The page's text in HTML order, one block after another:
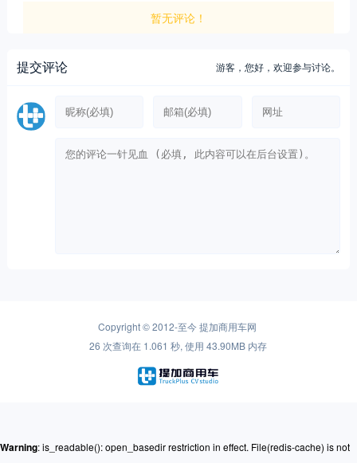
暂无评论！
提交评论 游客，您好，欢迎参与讨论。
Copyright © 2012-至今提加商用车网
26 次查询在 1.061 秒, 使用 43.90MB 内存
Warning: is_readable(): open_basedir restriction in effect. File(redis-cache) is not